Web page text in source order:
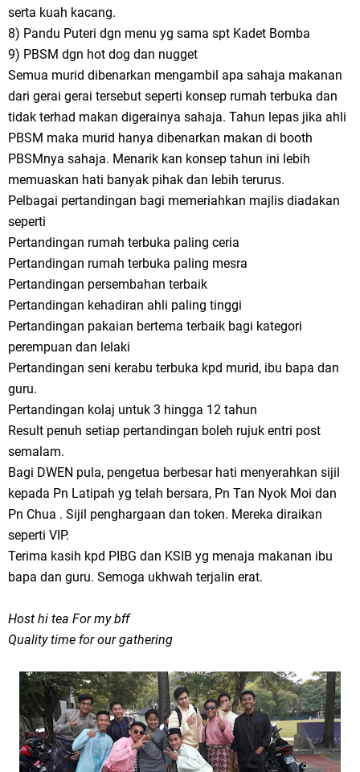
serta kuah kacang.
8) Pandu Puteri dgn menu yg sama spt Kadet Bomba
9) PBSM dgn hot dog dan nugget
Semua murid dibenarkan mengambil apa sahaja makanan
dari gerai gerai tersebut seperti konsep rumah terbuka dan
tidak terhad makan digerainya sahaja. Tahun lepas jika ahli
PBSM maka murid hanya dibenarkan makan di booth
PBSMnya sahaja. Menarik kan konsep tahun ini lebih
memuaskan hati banyak pihak dan lebih terurus.
Pelbagai pertandingan bagi memeriahkan majlis diadakan
seperti
Pertandingan rumah terbuka paling ceria
Pertandingan rumah terbuka paling mesra
Pertandingan persembahan terbaik
Pertandingan kehadiran ahli paling tinggi
Pertandingan pakaian bertema terbaik bagi kategori
perempuan dan lelaki
Pertandingan seni kerabu terbuka kpd murid, ibu bapa dan
guru.
Pertandingan kolaj untuk 3 hingga 12 tahun
Result penuh setiap pertandingan boleh rujuk entri post
semalam.
Bagi DWEN pula, pengetua berbesar hati menyerahkan sijil
kepada Pn Latipah yg telah bersara, Pn Tan Nyok Moi dan
Pn Chua . Sijil penghargaan dan token. Mereka diraikan
seperti VIP.
Terima kasih kpd PIBG dan KSIB yg menaja makanan ibu
bapa dan guru. Semoga ukhwah terjalin erat.
Host hi tea For my bff
Quality time for our gathering